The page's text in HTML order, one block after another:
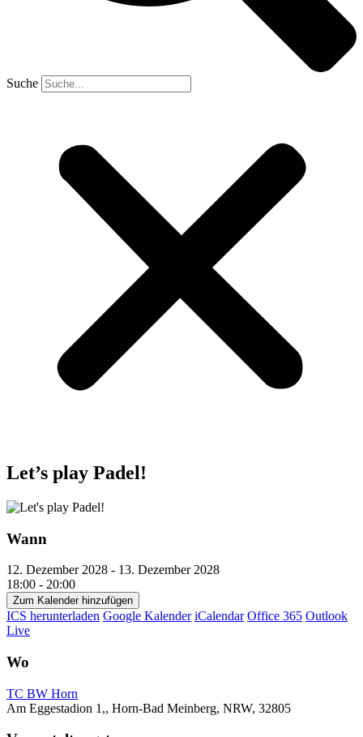
Suche
Let’s play Padel!
Wann
12. Dezember 2028 - 13. Dezember 2028
18:00 - 20:00
Zum Kalender hinzufügen
ICS herunterladen Google Kalender iCalendar Office 365 Outlook
Live
Wo
TC BW Horn
Am Eggestadion 1,, Horn-Bad Meinberg, NRW, 32805